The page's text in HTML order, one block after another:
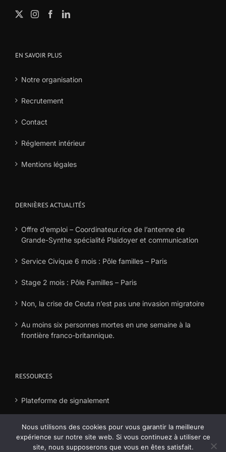
EN SAVOIR PLUS
Notre organisation
Recrutement
Contact
Réglement intérieur
Mentions légales
DERNIÈRES ACTUALITÉS
Offre d’emploi – Coordinateur.rice de l’antenne de
Grande-Synthe spécialité Plaidoyer et communication
Service Civique 6 mois : Pôle familles – Paris
Stage 2 mois : Pôle Familles – Paris
Non, la crise de Ceuta n’est pas une invasion migratoire
Au moins six personnes mortes en une semaine à la
frontière franco-britannique.
RESSOURCES
Plateforme de signalement
Nous utilisons des cookies pour vous garantir la meilleure
expérience sur notre site web. Si vous continuez à utiliser ce
site, nous supposerons que vous en êtes satisfait.